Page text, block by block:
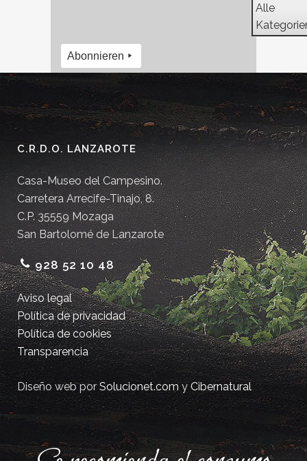
Alle
Abonnieren
C.R.D.O. LANZAROTE
Casa-Museo del Campesino.
Carretera Arrecife-Tinajo, 8.
C.P. 35559 Mozaga
San Bartolomé de Lanzarote
928 52 10 48
Aviso legal
Política de privacidad
Política de cookies
Transparencia
Diseño web porSolucionet.comyCibernatural